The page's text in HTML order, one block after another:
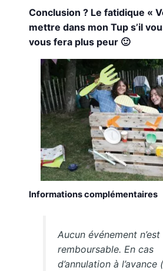
Conclusion ? Le fatidique «
mettre dans mon Tup s’il
vous fera plus peur 🙂
Informations complémentaires
Aucun événement n’est
remboursable. En cas
d’annulation à l’avance